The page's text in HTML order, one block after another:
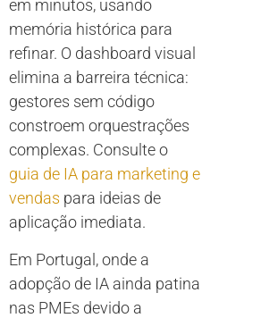
em minutos, usando
memória histórica para
refinar. O dashboard visual
elimina a barreira técnica:
gestores sem código
constroem orquestrações
complexas. Consulte o
guia de IA para marketing e
vendas para ideias de
aplicação imediata.
Em Portugal, onde a
adopção de IA ainda patina
nas PMEs devido a